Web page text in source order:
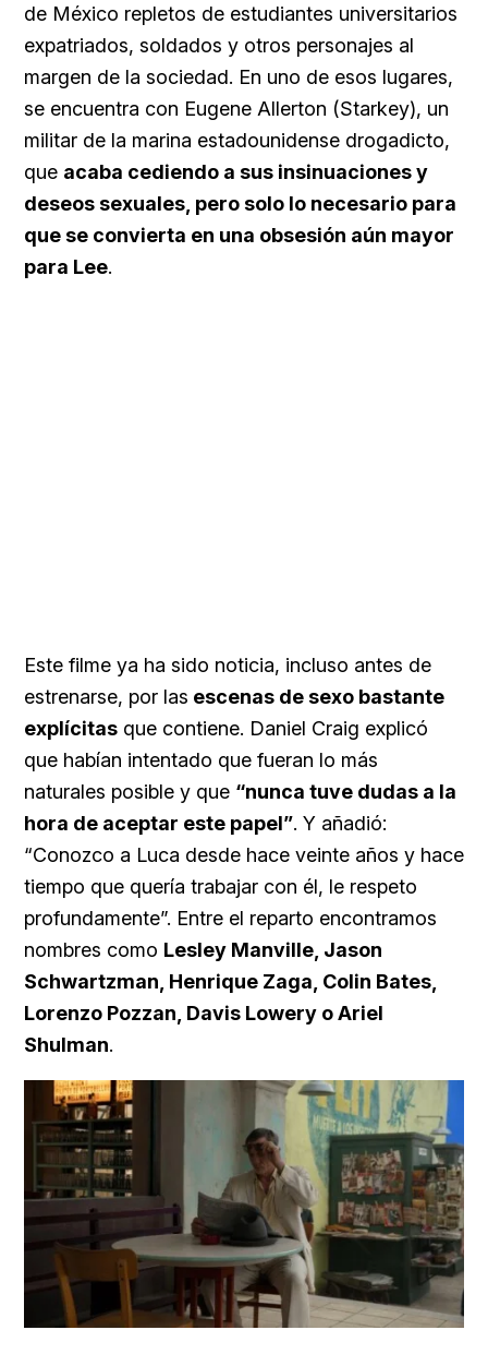
de México repletos de estudiantes universitarios
expatriados, soldados y otros personajes al
margen de la sociedad. En uno de esos lugares,
se encuentra con Eugene Allerton (Starkey), un
militar de la marina estadounidense drogadicto,
que acaba cediendo a sus insinuaciones y
deseos sexuales, pero solo lo necesario para
que se convierta en una obsesión aún mayor
para Lee.
Este filme ya ha sido noticia, incluso antes de
estrenarse, por las escenas de sexo bastante
explícitas que contiene. Daniel Craig explicó
que habían intentado que fueran lo más
naturales posible y que “nunca tuve dudas a la
hora de aceptar este papel”. Y añadió:
“Conozco a Luca desde hace veinte años y hace
tiempo que quería trabajar con él, le respeto
profundamente”. Entre el reparto encontramos
nombres como Lesley Manville, Jason
Schwartzman, Henrique Zaga, Colin Bates,
Lorenzo Pozzan, Davis Lowery o Ariel
Shulman.